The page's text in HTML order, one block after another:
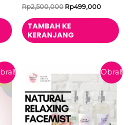
Rp2,500,000 Harga
adalah:
Rp2,500,000.
Rp499,000Harga
adalah:
TAMBAH KE
KERANJANG
Obral!